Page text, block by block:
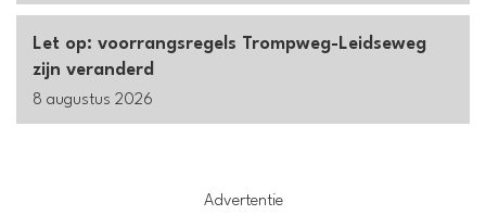
Let op: voorrangsregels Trompweg-Leidseweg
zijn veranderd
8 augustus 2026
Advertentie